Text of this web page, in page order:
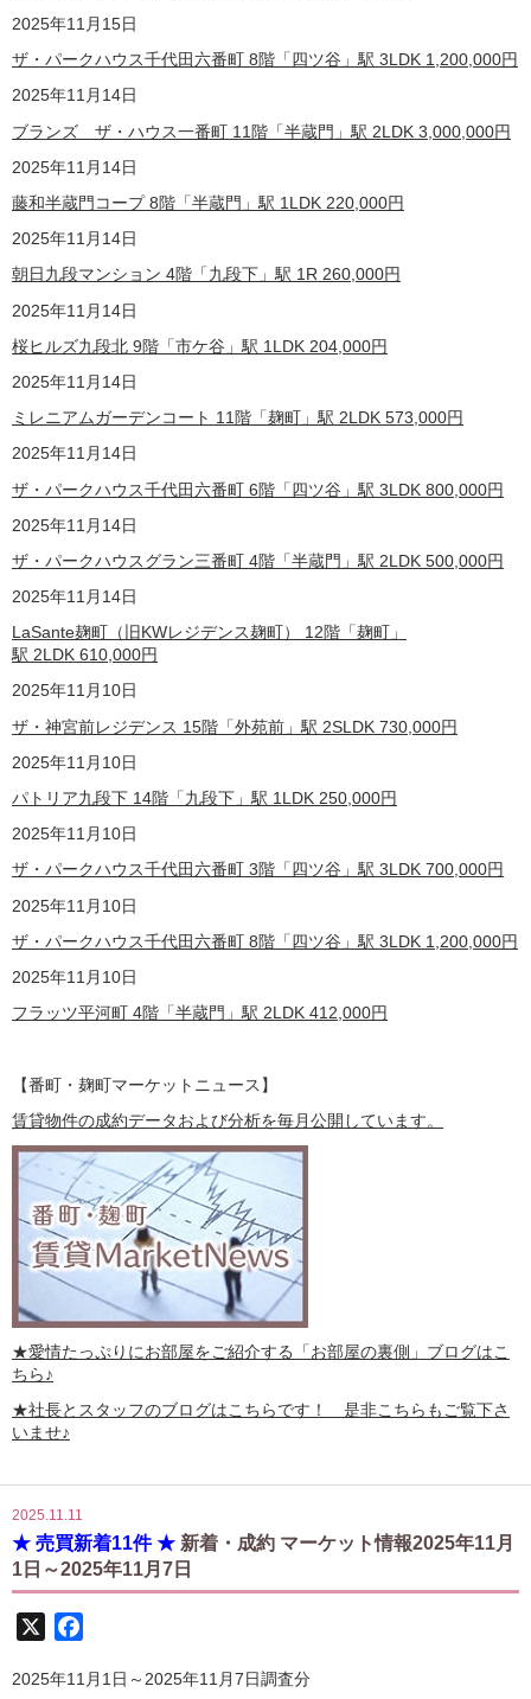
2025年11月15日
ザ・パークハウス千代田六番町 8階「四ツ谷」駅 3LDK 1,200,000円
2025年11月14日
ブランズ ザ・ハウス一番町 11階「半蔵門」駅 2LDK 3,000,000円
2025年11月14日
藤和半蔵門コープ 8階「半蔵門」駅 1LDK 220,000円
2025年11月14日
朝日九段マンション 4階「九段下」駅 1R 260,000円
2025年11月14日
桜ヒルズ九段北 9階「市ケ谷」駅 1LDK 204,000円
2025年11月14日
ミレニアムガーデンコート 11階「麹町」駅 2LDK 573,000円
2025年11月14日
ザ・パークハウス千代田六番町 6階「四ツ谷」駅 3LDK 800,000円
2025年11月14日
ザ・パークハウスグラン三番町 4階「半蔵門」駅 2LDK 500,000円
2025年11月14日
LaSante麹町（旧KWレジデンス麹町） 12階「麹町」
駅 2LDK 610,000円
2025年11月10日
ザ・神宮前レジデンス 15階「外苑前」駅 2SLDK 730,000円
2025年11月10日
パトリア九段下 14階「九段下」駅 1LDK 250,000円
2025年11月10日
ザ・パークハウス千代田六番町 3階「四ツ谷」駅 3LDK 700,000円
2025年11月10日
ザ・パークハウス千代田六番町 8階「四ツ谷」駅 3LDK 1,200,000円
2025年11月10日
フラッツ平河町 4階「半蔵門」駅 2LDK 412,000円
【番町・麹町マーケットニュース】
賃貸物件の成約データおよび分析を毎月公開しています。
★愛情たっぷりにお部屋をご紹介する 「お部屋の裏側」 ブログはこ
ちら♪
★社長とスタッフのブログはこちらです！ 是非こちらもご覧下さ
いませ♪
2025.11.11
★ 売買新着11件 ★ 新着・成約 マーケット情報2025年11月
1日～2025年11月7日
2025年11月1日～2025年11月7日調査分